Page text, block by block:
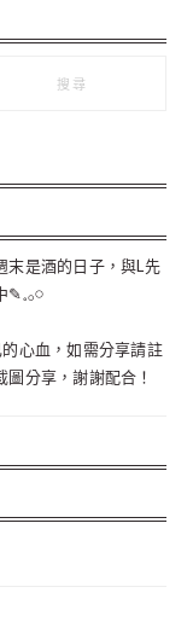
末是酒的日子，與L先
✎𓈒𓂂𓏸
心血，如需分享請註
分享，謝謝配合！